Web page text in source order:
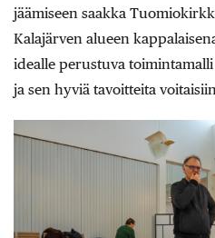
jäämiseen saakka
Kalajärven alueen
idealle perustuva
ja sen hyviä tavoitteita